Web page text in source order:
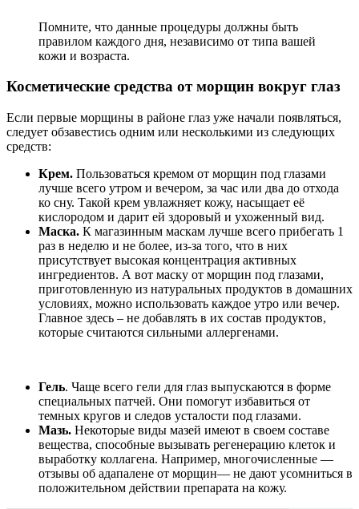
Помните, что данные процедуры должны быть
правилом каждого дня, независимо от типа вашей
кожи и возраста.
Косметические средства от морщин вокруг глаз
Если первые морщины в районе глаз уже начали появляться,
следует обзавестись одним или несколькими из следующих
средств:
Крем. Пользоваться кремом от морщин под глазами
лучше всего утром и вечером, за час или два до отхода
ко сну. Такой крем увлажняет кожу, насыщает её
кислородом и дарит ей здоровый и ухоженный вид.
Маска. К магазинным маскам лучше всего прибегать 1
раз в неделю и не более, из-за того, что в них
присутствует высокая концентрация активных
ингредиентов. А вот маску от морщин под глазами,
приготовленную из натуральных продуктов в домашних
условиях, можно использовать каждое утро или вечер.
Главное здесь – не добавлять в их состав продуктов,
которые считаются сильными аллергенами.
Гель. Чаще всего гели для глаз выпускаются в форме
специальных патчей. Они помогут избавиться от
темных кругов и следов усталости под глазами.
Мазь. Некоторые виды мазей имеют в своем составе
вещества, способные вызывать регенерацию клеток и
выработку коллагена. Например, многочисленные —
отзывы об адапалене от морщин— не дают усомниться в
положительном действии препарата на кожу.